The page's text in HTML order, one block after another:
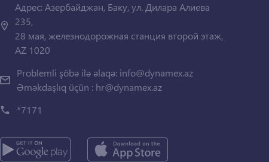
Адрес: Азербайджан, Баку, ул. Дилара Алиева
235,
28 мая, железнодорожная станция второй этаж,
AZ 1020
Problemli şöbə ilə əlaqə: info@dynamex.az
Əməkdaşlıq üçün : hr@dynamex.az
*7171